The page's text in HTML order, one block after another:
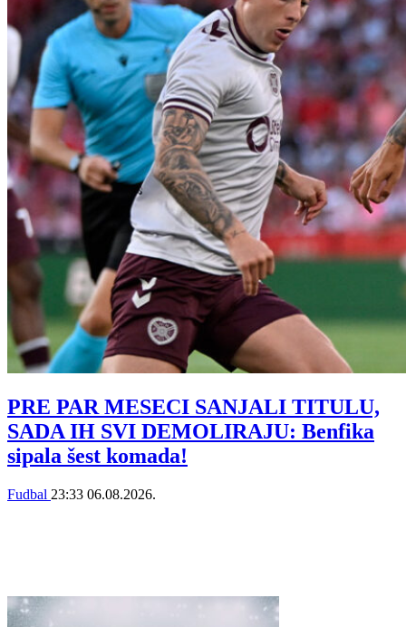
PRE PAR MESECI SANJALI TITULU,
SADA IH SVI DEMOLIRAJU: Benfika
sipala šest komada!
Fudbal 23:33 06.08.2026.